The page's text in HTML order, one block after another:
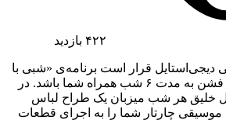
۴۲۲ بازدید
تولد ۴ سالگی دیجی‌استایل قرار است برنامه‌ی «شبی با
استایل» با موضوع مد و فشن به مدت ۶ شب همراه شما باشد. در
سوگول خلیق هر شب میزبان یک طراح لباس
موسیقی چارتار شما را به اجرای قطعات